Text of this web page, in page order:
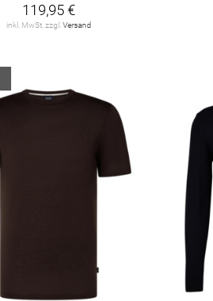
119,95 €
inkl. MwSt. zzgl. Versand